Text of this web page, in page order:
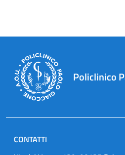
Policlinico
CONTATTI